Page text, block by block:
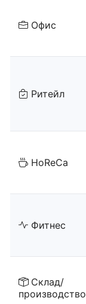
Офис
Ритейл
HoReCa
Фитнес
Склад/
производство